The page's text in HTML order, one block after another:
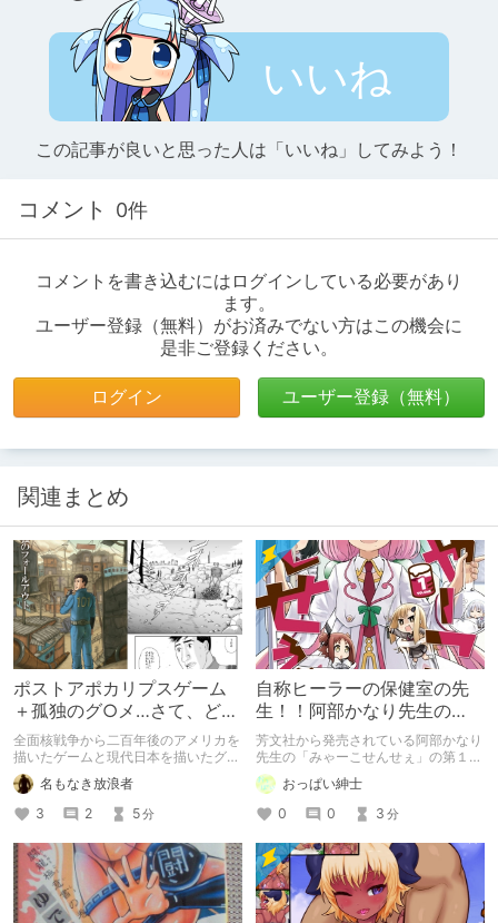
いいね
この記事が良いと思った人は「いいね」してみよう！
コメント 0件
コメントを書き込むにはログインしている必要があり
ます。
ユーザー登録（無料）がお済みでない方はこの機会に
是非ご登録ください。
ログイン ユーザー登録（無料）
関連まとめ
ポストアポカリプスゲーム
＋孤独のグ○メ…さて、どう
なる❓。
全面核戦争から二百年後のアメリカを
描いたゲームと現代日本を描いたグル
メ漫画を混ぜると…面白いに決まって
るよ!!!。名もなき放浪者
3
2 5分
自称ヒーラーの保健室の先
生！！阿部かなり先生の
「みゃーこせんせぇ」第１
巻の紹介
芳文社から発売されている阿部かなり
先生の「みゃーこせんせぇ」の第１巻
の紹介です
おっぱい紳士
0
0 3 分